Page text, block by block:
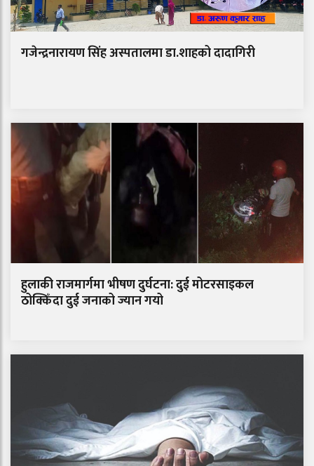
गजेन्द्रनारायण सिंह अस्पतालमा डा.शाहको दादागिरी
हुलाकी राजमार्गमा भीषण दुर्घटना: दुई मोटरसाइकल
ठोक्किँदा दुई जनाको ज्यान गयो